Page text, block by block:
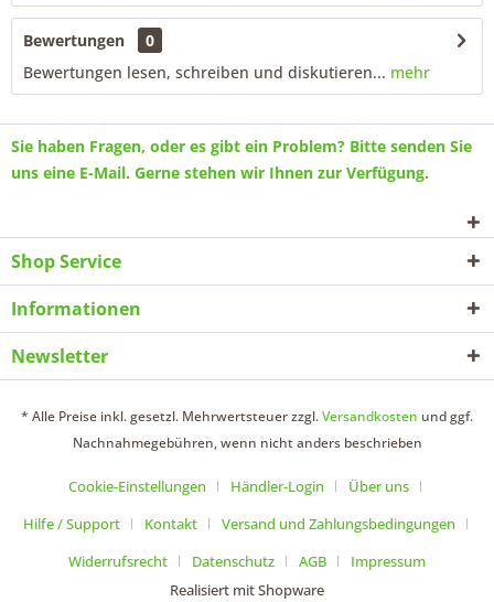
Bewertungen
0
Bewertungen lesen, schreiben und diskutieren... mehr
Sie haben Fragen, oder es gibt ein Problem? Bitte senden Sie
uns eine E-Mail. Gerne stehen wir Ihnen zur Verfügung.
Shop Service
Informationen
Newsletter
* Alle Preise inkl. gesetzl. Mehrwertsteuer zzgl.Versandkosten und ggf.
Nachnahmegebühren, wenn nicht anders beschrieben
Cookie-Einstellungen Händler-Login
Über uns
Hilfe / Support
Kontakt
Versand und Zahlungsbedingungen
Widerrufsrecht
Datenschutz AGB
Impressum
Realisiert mit Shopware